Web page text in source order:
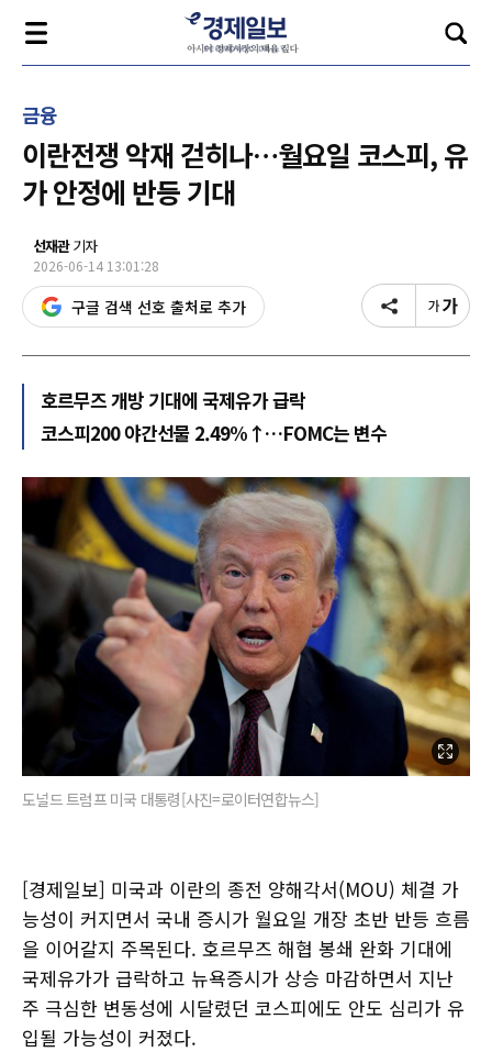
금융
이란전쟁 악재 걷히나…월요일 코스피, 유
가 안정에 반등 기대
선재관기자
2026-06-14 13:01:28
구글 검색 선호 출처로 추가
호르무즈 개방 기대에 국제유가 급락
코스피200 야간선물 2.49%↑…FOMC는 변수
도널드 트럼프 미국 대통령[사진=로이터연합뉴스]
[경제일보] 미국과 이란의 종전 양해각서(MOU) 체결 가
능성이 커지면서 국내 증시가 월요일 개장 초반 반등 흐름
을 이어갈지 주목된다. 호르무즈 해협 봉쇄 완화 기대에
국제유가가 급락하고 뉴욕증시가 상승 마감하면서 지난
주 극심한 변동성에 시달렸던 코스피에도 안도 심리가 유
입될 가능성이 커졌다.